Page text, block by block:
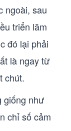
ngoài, sau
triển lãm
đó lại phải
là ngay từ
chút.
giống như
chỉ số cảm